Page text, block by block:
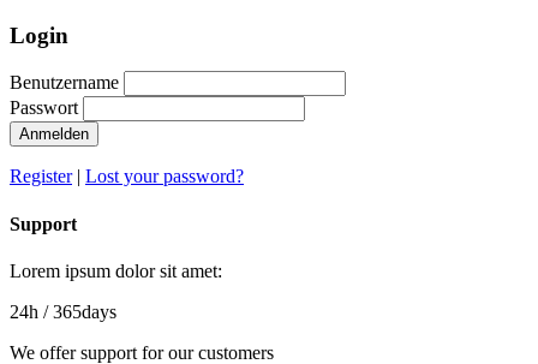
Login
Benutzername
Passwort
Anmelden
Register| Lost your password?
Support
Lorem ipsum dolor sit amet:
24h / 365days
We offer support for our customers